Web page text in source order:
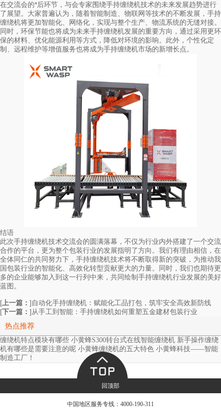
在交流会的*后环节，与会专家围绕手持缠绕机技术的未来发展趋势进行
了展望。大家普遍认为，随着智能制造、物联网等技术的不断发展，手持
缠绕机将更加智能化、网络化，实现与整个生产、物流系统的无缝对接。
同时，环保节能也将成为未来手持缠绕机发展的重要方向，通过采用更环
保的材料、优化能源利用等方式，降低对环境的影响。此外，个性化定
制、远程维护等增值服务也将成为手持缠绕机市场的新增长点。
结语
此次手持缠绕机技术交流会的圆满落幕，不仅为行业内外搭建了一个交流
合作的平台，更为整个包装行业的发展指明了方向。我们有理由相信，在
全体同仁的共同努力下，手持缠绕机技术将不断取得新的突破，为推动我
国包装行业的智能化、高效化转型贡献更大的力量。同时，我们也期待更
多的企业能够加入到这一行列中来，共同绘制手持缠绕机行业发展的美好
蓝图。
[ 上一篇： ] 自动化手持缠绕机：赋能化工品打包，筑牢安全高效新防线
[下一篇： ]从手工到智能：手持缠绕机如何重塑五金建材包装行业
热点推荐
缠绕机特点模块有哪些 小黄蜂S300转台式在线智能缠绕机 新手操作缠绕
机有哪些是需要注意的呢 小黄蜂缠绕机的五大特色 小黄蜂科技——智能
制造工厂！
回顶部
中国地区服务专线： 4000-190-311